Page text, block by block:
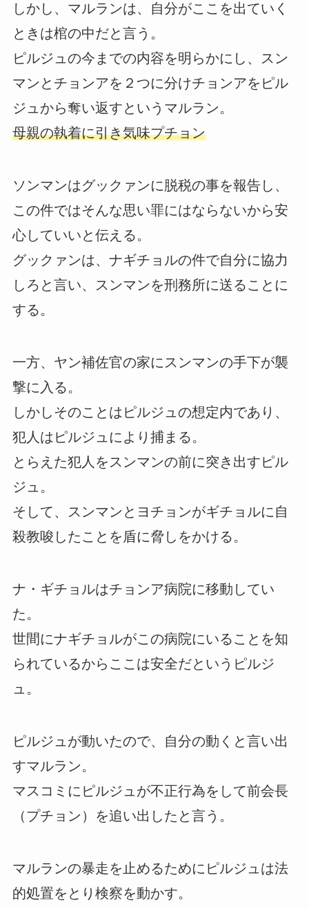
しかし、マルランは、自分がここを出ていく
ときは棺の中だと言う。
ピルジュの今までの内容を明らかにし、スン
マンとチョンアを２つに分けチョンアをピル
ジュから奪い返すというマルラン。
母親の執着に引き気味プチョン
ソンマンはグックァンに脱税の事を報告し、
この件ではそんな思い罪にはならないから安
心していいと伝える。
グックァンは、ナギチョルの件で自分に協力
しろと言い、スンマンを刑務所に送ることに
する。
一方、ヤン補佐官の家にスンマンの手下が襲
撃に入る。
しかしそのことはピルジュの想定内であり、
犯人はピルジュにより捕まる。
とらえた犯人をスンマンの前に突き出すピル
ジュ。
そして、スンマンとヨチョンがギチョルに自
殺教唆したことを盾に脅しをかける。
ナ・ギチョルはチョンア病院に移動してい
た。
世間にナギチョルがこの病院にいることを知
られているからここは安全だというピルジ
ュ。
ピルジュが動いたので、自分の動くと言い出
すマルラン。
マスコミにピルジュが不正行為をして前会長
（プチョン）を追い出したと言う。
マルランの暴走を止めるためにピルジュは法
的処置をとり検察を動かす。